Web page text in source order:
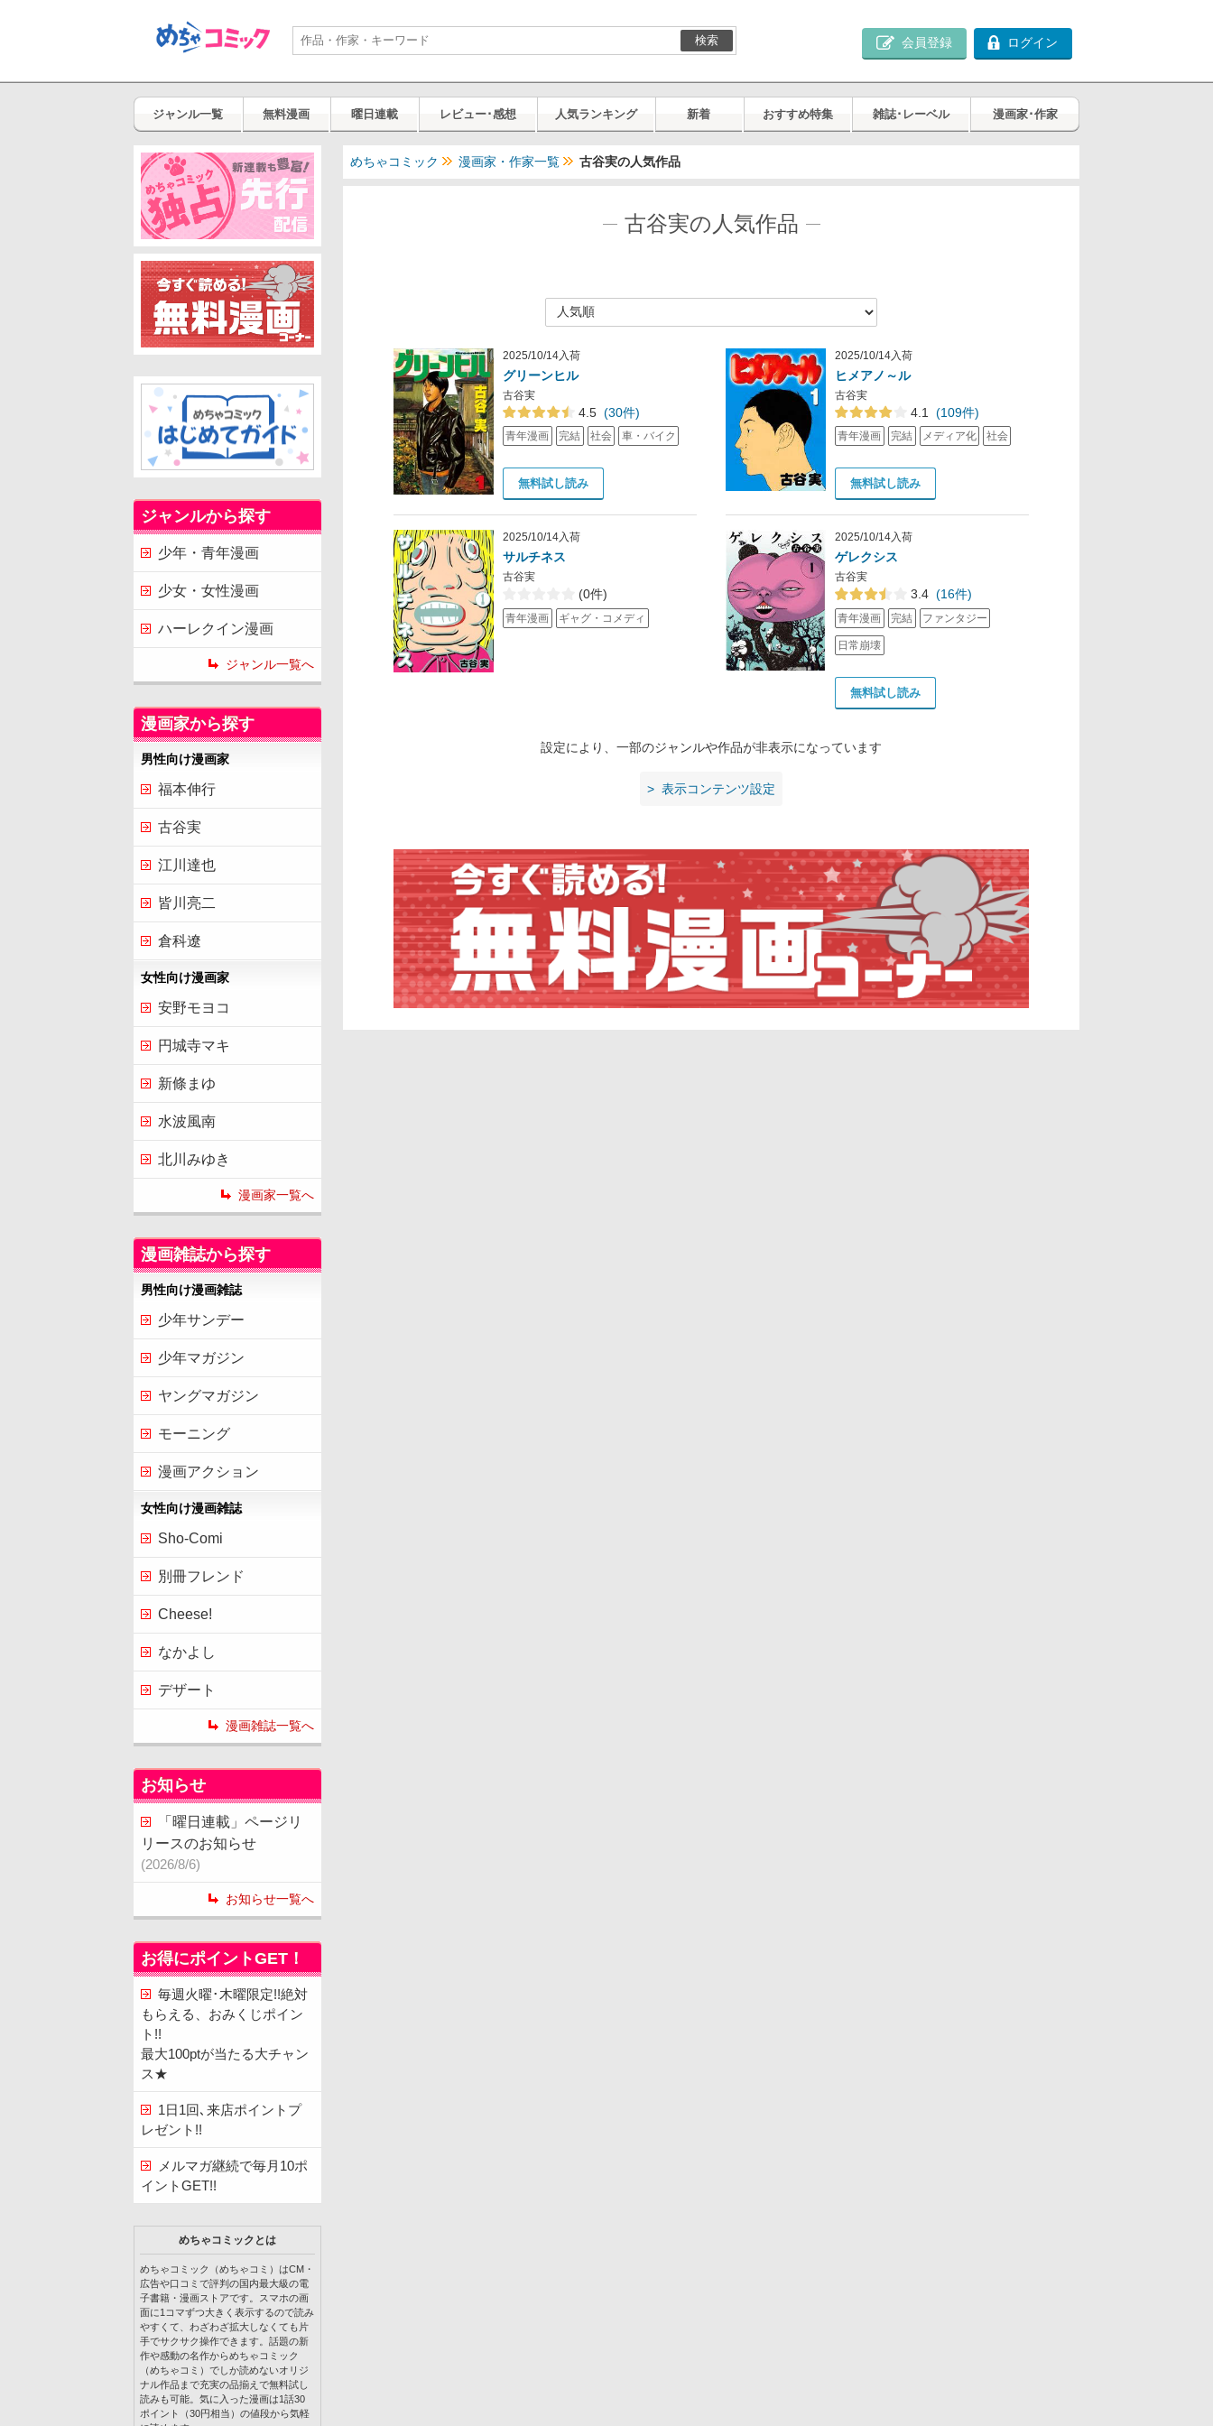
検索 会員登録 ログイン
ジャンル一覧 無料漫画 曜日連載 レビュー･感想 人気ランキング 新着 おすすめ特集 雑誌･レーベル 漫画家･作家
めちゃコミック 漫画家・作家一覧 古谷実の人気作品
古谷実の人気作品
2025/10/14入荷
グリーンヒル
古谷実
4.5 (30件)
青年漫画 完結 社会 車・バイク
無料試し読み
2025/10/14入荷
ヒメアノ～ル
古谷実
4.1 (109件)
青年漫画 完結 メディア化 社会
無料試し読み
2025/10/14入荷
サルチネス
古谷実
(0件)
青年漫画 ギャグ・コメディ
2025/10/14入荷
ゲレクシス
古谷実
3.4 (16件)
青年漫画 完結 ファンタジー
日常崩壊
無料試し読み
設定により、一部のジャンルや作品が非表示になっています
表示コンテンツ設定
ジャンルから探す
少年・青年漫画
少女・女性漫画
ハーレクイン漫画
ジャンル一覧へ
漫画家から探す
男性向け漫画家
福本伸行
古谷実
江川達也
皆川亮二
倉科遼
女性向け漫画家
安野モヨコ
円城寺マキ
新條まゆ
水波風南
北川みゆき
漫画家一覧へ
漫画雑誌から探す
男性向け漫画雑誌
少年サンデー
少年マガジン
ヤングマガジン
モーニング
漫画アクション
女性向け漫画雑誌
Sho-Comi
別冊フレンド
Cheese!
なかよし
デザート
漫画雑誌一覧へ
お知らせ
「曜日連載」ページリ
リースのお知らせ
(2026/8/6)
お知らせ一覧へ
お得にポイントGET！
毎週火曜･木曜限定!!絶対
もらえる、おみくじポイン
ト!!
最大100ptが当たる大チャン
ス★
1日1回､来店ポイントプ
レゼント!!
メルマガ継続で毎月10ポ
イントGET!!
めちゃコミックとは
めちゃコミック（めちゃコミ）はCM・
広告や口コミで評判の国内最大級の電
子書籍・漫画ストアです。スマホの画
面に1コマずつ大きく表示するので読み
やすくて、わざわざ拡大しなくても片
手でサクサク操作できます。話題の新
作や感動の名作からめちゃコミック
（めちゃコミ）でしか読めないオリジ
ナル作品まで充実の品揃えで無料試し
読みも可能。気に入った漫画は1話30
ポイント（30円相当）の値段から気軽